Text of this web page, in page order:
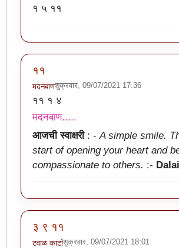
१ ५ ११
११
मदनबाणशुक्रवार, 09/07/2021 17:36
११ १ ४
मदनबाण.....
आजची स्वाक्षरी: -A simple smile.
start of opening your heart and
compassionate to others. :-
३ ९ ११
टवाळ कार्टाशुक्रवार, 09/07/2021 18:01